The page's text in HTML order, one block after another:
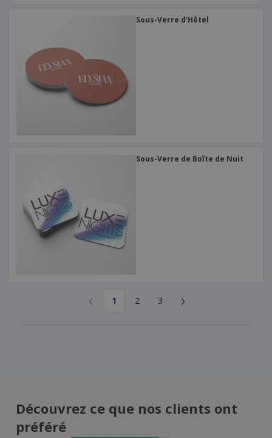
Sous-Verre d'Hôtel
Sous-Verre de Boîte de Nuit
‹ 1 2 3 ›
Découvrez ce que nos clients ont
préféré